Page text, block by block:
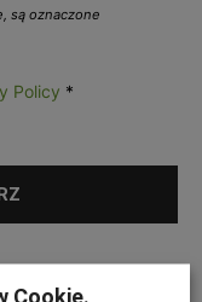
są oznaczone
Policy *
Cookie.